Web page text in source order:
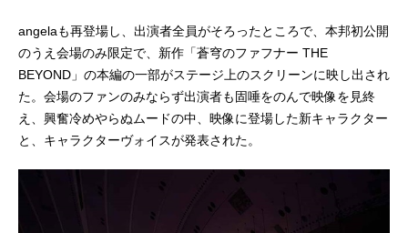
angelaも再登場し、出演者全員がそろったところで、本邦初公開
のうえ会場のみ限定で、新作「蒼穹のファフナー THE
BEYOND」の本編の一部がステージ上のスクリーンに映し出され
た。会場のファンのみならず出演者も固唾をのんで映像を見終
え、興奮冷めやらぬムードの中、映像に登場した新キャラクター
と、キャラクターヴォイスが発表された。